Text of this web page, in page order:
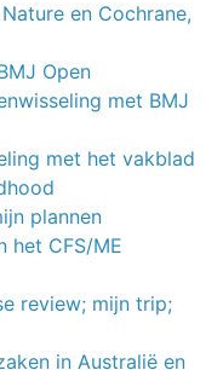
en Cochrane,
Open
met BMJ
met het vakblad
plannen
het CFS/ME
review; mijn trip;
in Australië en